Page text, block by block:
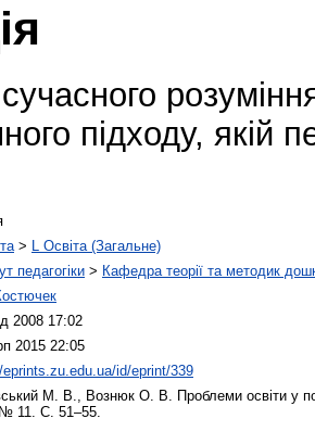
підходу, якій
> L Освіта (Загальне)
педагогіки > Кафедра теорії та методик
2008 17:02
2015 22:05
id/eprint/339
М. В. Вознюк О. В.
Проблеми освіти у
11. С. 51–55.